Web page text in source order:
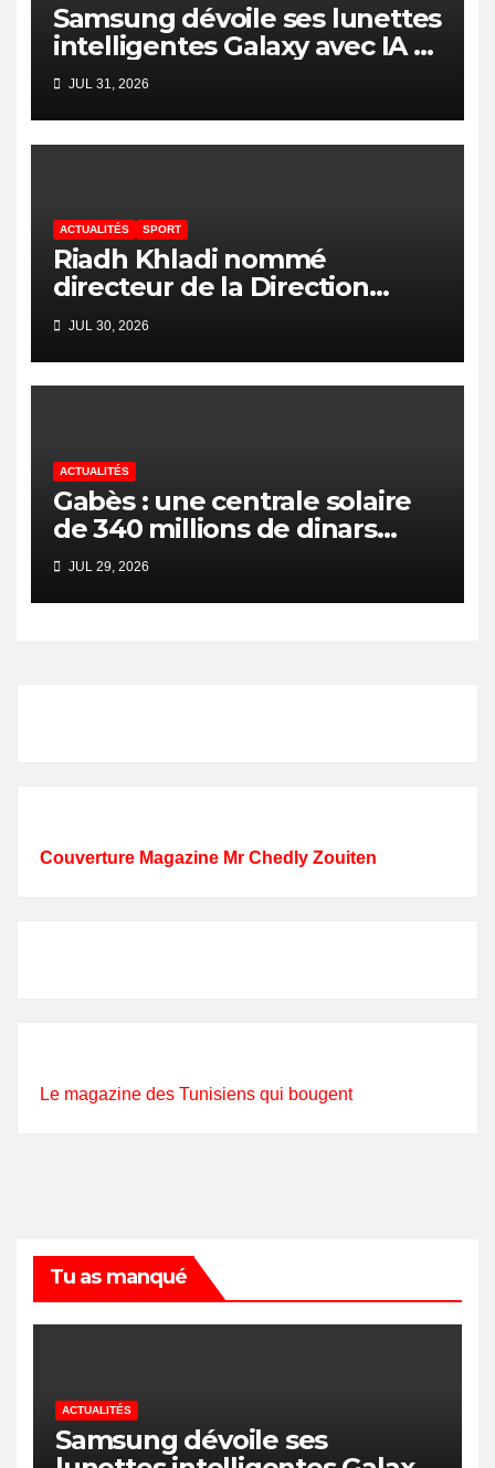
Samsung dévoile ses lunettes
intelligentes Galaxy avec IA et
Gemini
JUL 31, 2026
ACTUALITÉS SPORT
Riadh Khladi nommé
directeur de la Direction
Nationale de l’Arbitrage
JUL 30, 2026
ACTUALITÉS
Gabès : une centrale solaire
de 340 millions de dinars
pour renforcer la transition
énergétique et créer 400
emplois
JUL 29, 2026
Couverture Magazine Mr Chedly Zouiten
Le magazine des Tunisiens qui bougent
Tu as manqué
ACTUALITÉS
Samsung dévoile ses